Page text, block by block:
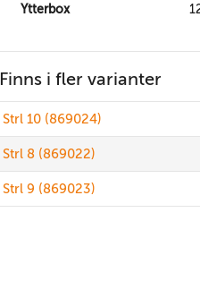
Ytterbox
Finns i fler varianter
Strl 10 (869024)
Strl 8 (869022)
Strl 9 (869023)